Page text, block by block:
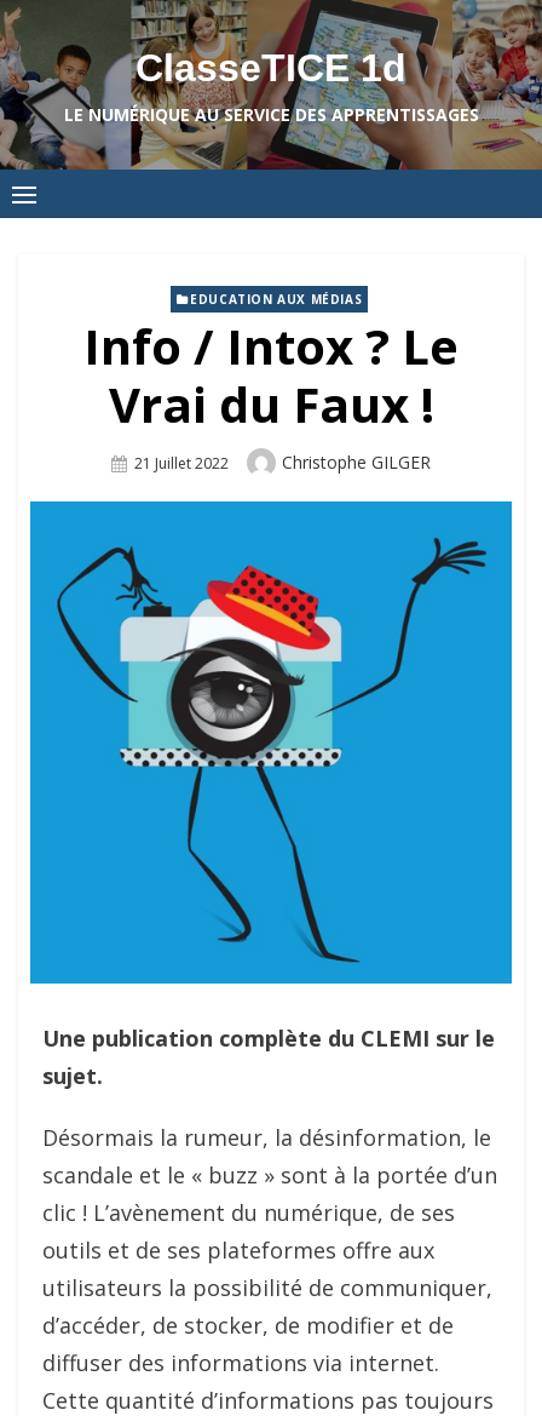
Skip
to
content
ClasseTICE 1d
LE NUMÉRIQUE AU SERVICE DES APPRENTISSAGES
EDUCATION AUX MÉDIAS
Info / Intox ? Le
Vrai du Faux !
Posted
21 Juillet 2022 Author
Christophe GILGER
Une publication complète du CLEMI sur le
sujet.
Désormais la rumeur, la désinformation, le
scandale et le « buzz » sont à la portée d’un
clic ! L’avènement du numérique, de ses
outils et de ses plateformes offre aux
utilisateurs la possibilité de communiquer,
d’accéder, de stocker, de modifier et de
diffuser des informations via internet.
Cette quantité d’informations pas toujours